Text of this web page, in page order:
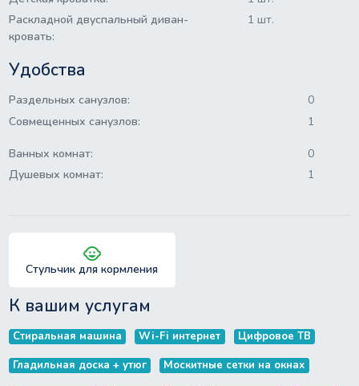
Раскладной двуспальный диван-
кровать:
1 шт.
Удобства
Раздельных санузлов:
0
Совмещенных санузлов:
1
Ванных комнат:
0
Душевых комнат:
1
child_care
Стульчик для кормления
К вашим услугам
Стиральная машина Wi-Fi интернет Цифровое ТВ
Гладильная доска + утюг Москитные сетки на окнах